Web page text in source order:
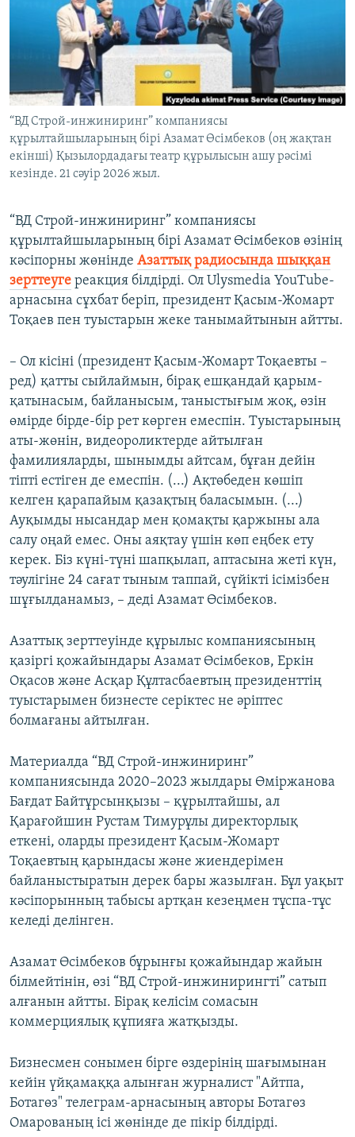
ЖАЗЫЛЫҢЫЗ
Басқа тілдерде
“ВД Строй-инжиниринг” компаниясы
құрылтайшыларының бірі Азамат Өсімбеков (оң жақтан
екінші) Қызылордадағы театр құрылысын ашу рәсімі
кезінде. 21 сәуір 2026 жыл.
“ВД Строй-инжиниринг” компаниясы
құрылтайшыларының бірі Азамат Өсімбеков өзінің
кәсіпорны жөнінде Азаттық радиосында шыққан
зерттеуге реакция білдірді. Ол Ulysmedia YouTube-
арнасына сұхбат беріп, президент Қасым-Жомарт
Тоқаев пен туыстарын жеке танымайтынын айтты.
– Ол кісіні (президент Қасым-Жомарт Тоқаевты –
ред) қатты сыйлаймын, бірақ ешқандай қарым-
қатынасым, байланысым, таныстығым жоқ, өзін
өмірде бірде-бір рет көрген емеспін. Туыстарының
аты-жөнін, видеороликтерде айтылған
фамилияларды, шынымды айтсам, бұған дейін
тіпті естіген де емеспін. (...) Ақтөбеден көшіп
келген қарапайым қазақтың баласымын. (...)
Ауқымды нысандар мен қомақты қаржыны ала
салу оңай емес. Оны аяқтау үшін көп еңбек ету
керек. Біз күні-түні шапқылап, аптасына жеті күн,
тәулігіне 24 сағат тыным таппай, сүйікті ісімізбен
шұғылданамыз, – деді Азамат Өсімбеков.
Азаттық зерттеуінде құрылыс компаниясының
қазіргі қожайындары Азамат Өсімбеков, Еркін
Оқасов және Асқар Құлтасбаевтың президенттің
туыстарымен бизнесте серіктес не әріптес
болмағаны айтылған.
Материалда “ВД Строй-инжиниринг”
компаниясында 2020–2023 жылдары Өміржанова
Бағдат Байтұрсынқызы – құрылтайшы, ал
Қарағойшин Рустам Тимурұлы директорлық
еткені, оларды президент Қасым-Жомарт
Тоқаевтың қарындасы және жиендерімен
байланыстыратын дерек бары жазылған. Бұл уақыт
кәсіпорынның табысы артқан кезеңмен тұспа-тұс
келеді делінген.
Азамат Өсімбеков бұрынғы қожайындар жайын
білмейтінін, өзі “ВД Строй-инжинирингті” сатып
алғанын айтты. Бірақ келісім сомасын
коммерциялық құпияға жатқызды.
Бизнесмен сонымен бірге өздерінің шағымынан
кейін үйқамаққа алынған журналист "Айтпа,
Ботагөз" телеграм-арнасының авторы Ботагөз
Омарованың ісі жөнінде де пікір білдірді.